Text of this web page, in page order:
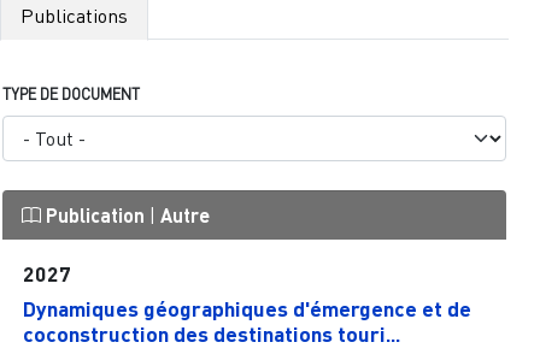
Publications
TYPE DE DOCUMENT
Publication | Autre
2027
Dynamiques géographiques d'émergence et de
coconstruction des destinations touri...